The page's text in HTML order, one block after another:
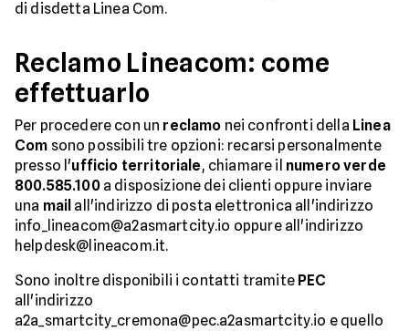
di disdetta Linea Com.
Reclamo Lineacom: come
effettuarlo
Per procedere con un reclamo nei confronti della Linea
Com sono possibili tre opzioni: recarsi personalmente
presso l'ufficio territoriale, chiamare il numero verde
800.585.100a disposizione dei clienti oppure inviare
una mail all'indirizzo di posta elettronica all'indirizzo
info_lineacom@a2asmartcity.io oppure all'indirizzo
helpdesk@lineacom.it.
Sono inoltre disponibili i contatti tramite PEC
all'indirizzo
a2a_smartcity_cremona@pec.a2asmartcity.io e quello